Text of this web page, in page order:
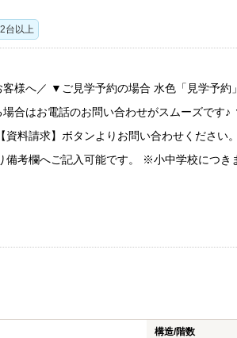
台以上
客様へ／ ▼ご見学予約の場合 水色「見学予
場合はお電話のお問い合わせがスムーズで
資料請求】ボタンよりお問い合わせください
備考欄へご記入可能です。 ※小中学校につき
構造/階数